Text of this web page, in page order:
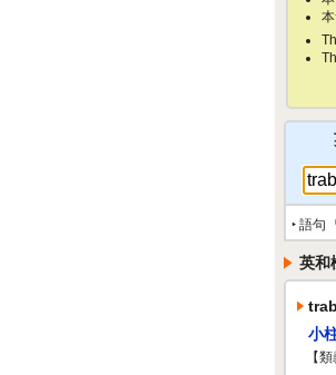
‣ 語句
英和
小
【